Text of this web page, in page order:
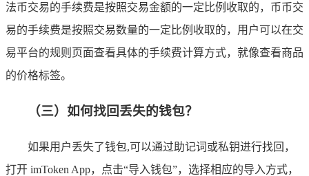
法币交易的手续费是按照交易金额的一定比例收取的，币币交
易的手续费是按照交易数量的一定比例收取的，用户可以在交
易平台的规则页面查看具体的手续费计算方式，就像查看商品
的价格标签。
（三）如何找回丢失的钱包？
如果用户丢失了钱包,可以通过助记词或私钥进行找回，
打开 imToken App，点击“导入钱包”，选择相应的导入方式，